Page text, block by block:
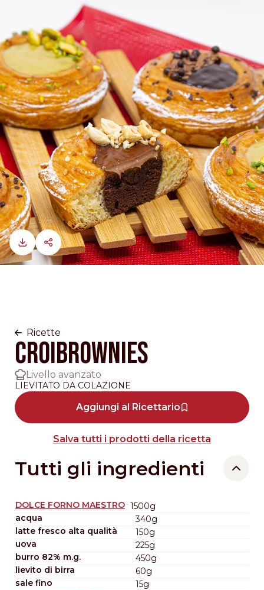
Ricette
CROIBROWNIES
Livello avanzato
LIEVITATO DA COLAZIONE
Aggiungi al Ricettario
Salva tutti i prodotti della ricetta
Tutti gli ingredienti
DOLCE FORNO MAESTRO 1500g
acqua
340g
latte fresco alta qualità
150g
uova
225g
burro 82% m.g.
450g
lievito di birra
60g
sale fino
15g